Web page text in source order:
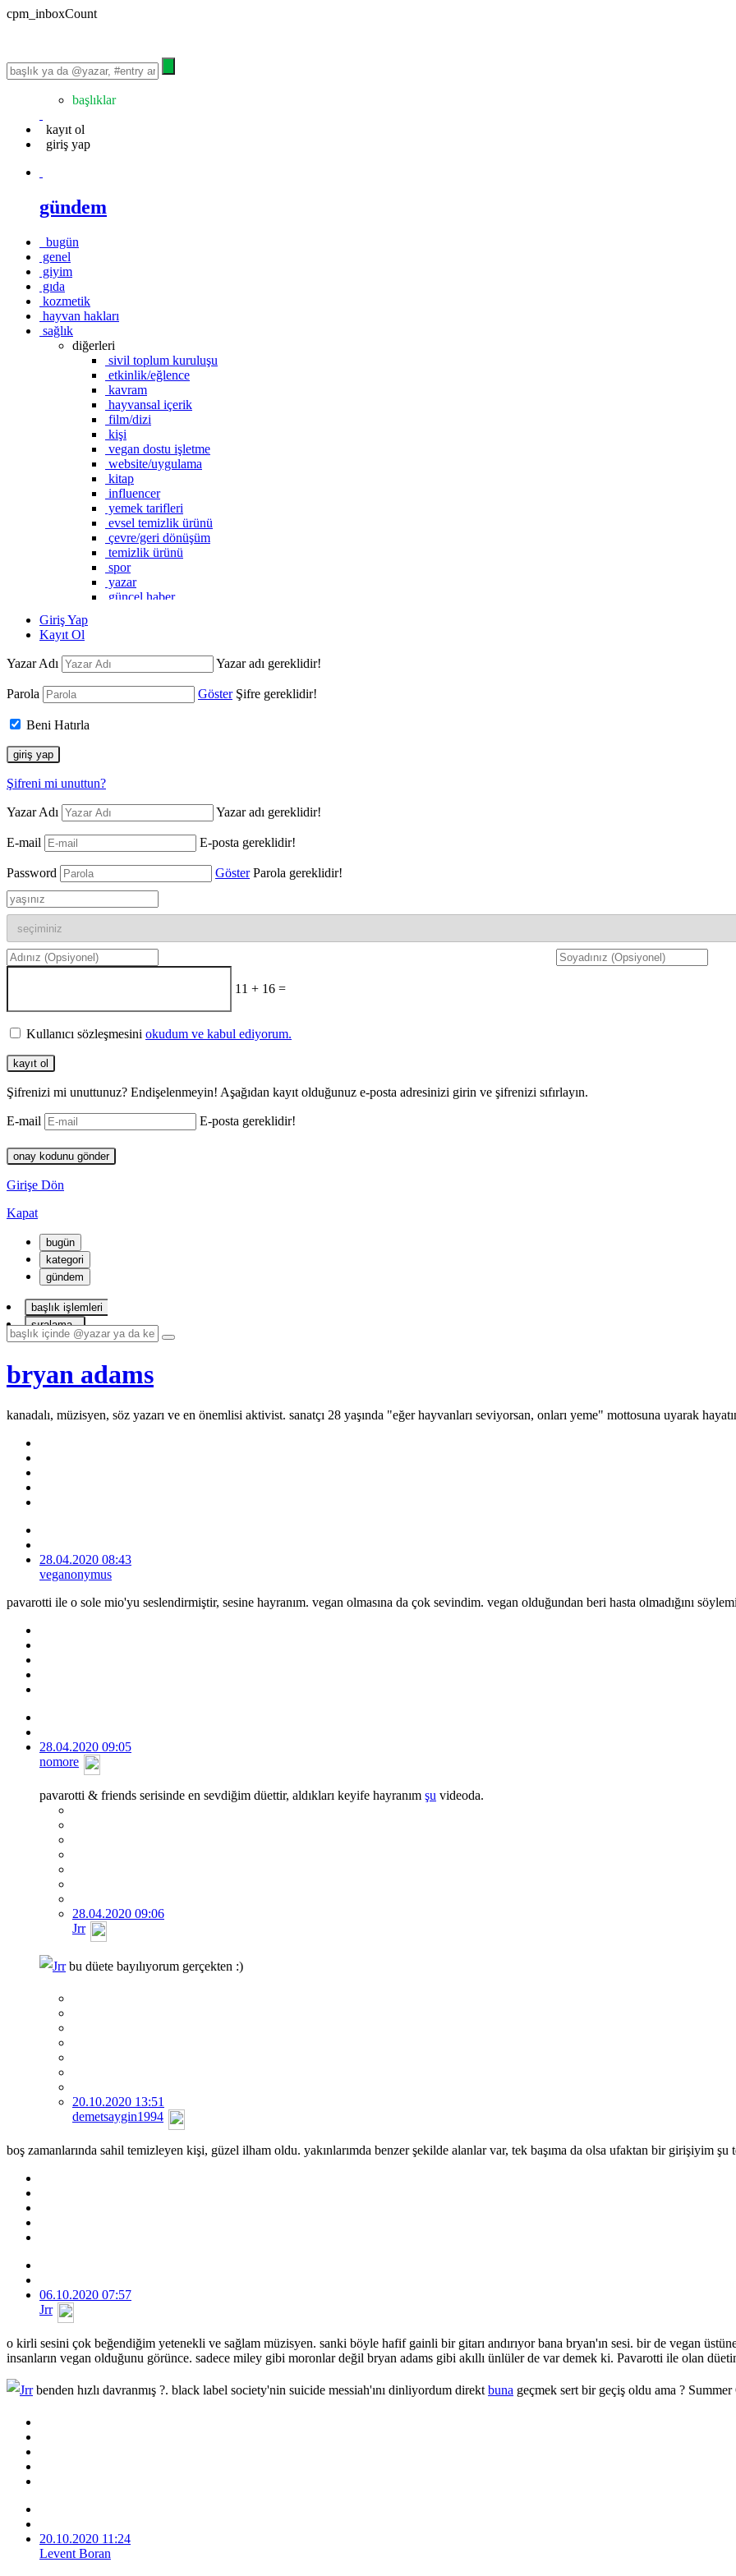
cpm_inboxCount
başlıklar
kayıt ol
giriş yap
gündem
bugün
genel
giyim
gıda
kozmetik
hayvan hakları
sağlık
diğerleri
sivil toplum kuruluşu
etkinlik/eğlence
kavram
hayvansal içerik
film/dizi
kişi
vegan dostu işletme
website/uygulama
kitap
influencer
yemek tarifleri
evsel temizlik ürünü
çevre/geri dönüşüm
temizlik ürünü
spor
yazar
güncel haber
Giriş Yap
Kayıt Ol
Yazar Adı Yazar adı gereklidir!
Parola Göster Şifre gereklidir!
Beni Hatırla
giriş yap
Şifreni mi unuttun?
Yazar Adı Yazar adı gereklidir!
E-mail E-posta gereklidir!
Password Göster Parola gereklidir!
11 + 16 =
Kullanıcı sözleşmesini okudum ve kabul ediyorum.
kayıt ol
Şifrenizi mi unuttunuz? Endişelenmeyin! Aşağıdan kayıt olduğunuz e-posta adresinizi girin ve şifrenizi sıfırlayın.
E-mail E-posta gereklidir!
onay kodunu gönder
Girişe Dön
Kapat
bugün
kategori
gündem
başlık işlemleri
sıralama
bryan adams
kanadalı, müzisyen, söz yazarı ve en önemlisi aktivist. sanatçı 28 yaşında "eğer hayvanları seviyorsan, onları yeme" mottosuna uyarak
28.04.2020 08:43
veganonymus
pavarotti ile o sole mio'yu seslendirmiştir, sesine hayranım. vegan olmasına da çok sevindim. vegan olduğundan beri hasta olmadığını
28.04.2020 09:05
nomore
pavarotti & friends serisinde en sevdiğim düettir, aldıkları keyife hayranım şu videoda.
28.04.2020 09:06
Jrr
Jrrbu düete bayılıyorum gerçekten :)
20.10.2020 13:51
demetsaygin1994
boş zamanlarında sahil temizleyen kişi, güzel ilham oldu. yakınlarımda benzer şekilde alanlar var, tek başıma da olsa ufaktan bir girişiyim şu
06.10.2020 07:57
Jrr
o kirli sesini çok beğendiğim yetenekli ve sağlam müzisyen. sanki böyle hafif gainli bir gitarı andırıyor bana bryan'ın sesi. bir de vegan
insanların vegan olduğunu görünce. sadece miley gibi moronlar değil bryan adams gibi akıllı ünlüler de var demek ki. Pavarotti ile olan
Jrrbenden hızlı davranmış ?. black label society'nin suicide messiah'ını dinliyordum direkt buna geçmek sert bir geçiş oldu ama ? Summer
20.10.2020 11:24
Levent Boran